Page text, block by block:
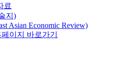
료
지)
Asian Economic Review)
이지 바로가기